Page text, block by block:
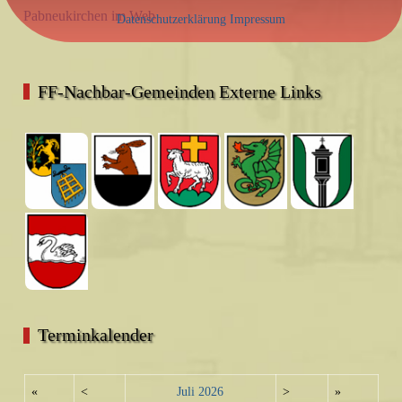
Pabneukirchen im Web
FF-Nachbar-Gemeinden Externe Links
Terminkalender
« < Juli 2026 > »
Datenschutzerklärung Impressum